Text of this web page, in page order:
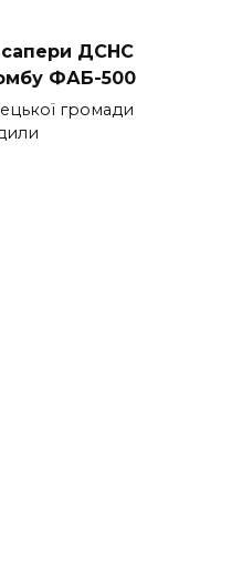
ДСНС
ФАБ-500
громади